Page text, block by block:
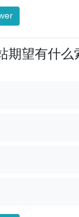
期望有什么